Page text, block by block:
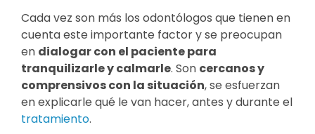
Cada vez son más los odontólogos que tienen en
cuenta este importante factor y se preocupan
en dialogar con el paciente para
tranquilizarle y calmarle. Son cercanos y
comprensivos con la situación, se esfuerzan
en explicarle qué le van hacer, antes y durante el
tratamiento.